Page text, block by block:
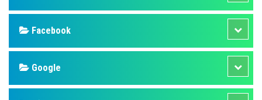
Facebook
Google